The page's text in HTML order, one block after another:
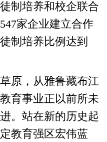
制培养和校企联合
家企业建立合作
制培养比例达到
，从雅鲁藏布江
育事业正以前所未
。站在新的历史起
教育强区宏伟蓝